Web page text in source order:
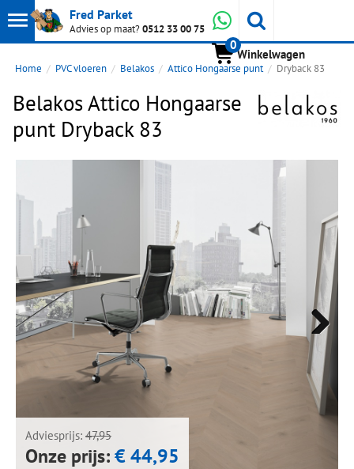
Toon
hoofdmenu
Fred Parket
Advies op maat?0512 33 00 75 Whatsapp
0
Winkelwagen
Home PVC vloeren Belakos Attico Hongaarse punt Dryback 83
Belakos Attico Hongaarse
punt Dryback 83
Adviesprijs: 47,95
Onze prijs:€ 44,95
Next
Next